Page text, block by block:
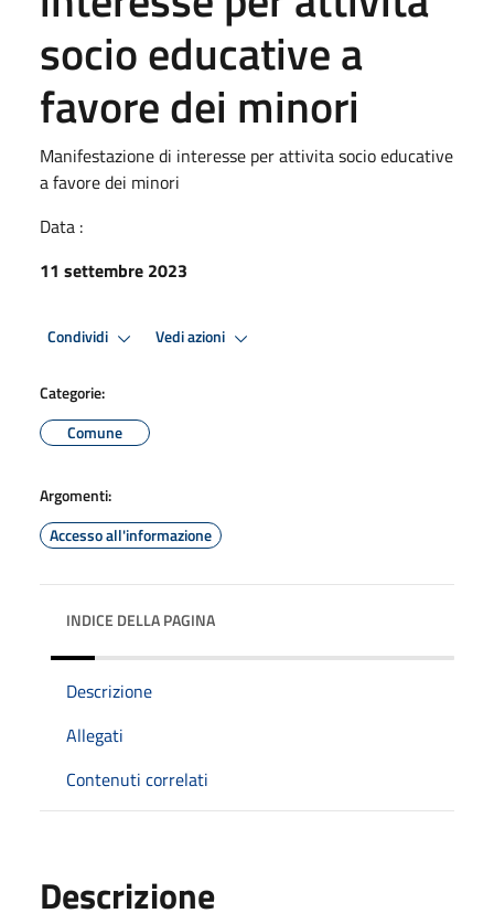
socio educative a
favore dei minori
Manifestazione di interesse per attivita socio educative
a favore dei minori
Data :
11 settembre 2023
Condividi Vedi azioni
Categorie:
Comune
Argomenti:
Accesso all'informazione
INDICE DELLA PAGINA
Descrizione
Allegati
Contenuti correlati
Descrizione